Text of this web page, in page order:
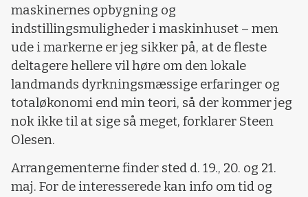
maskinernes opbygning og
indstillingsmuligheder i maskinhuset – men
ude i markerne er jeg sikker på, at de fleste
deltagere hellere vil høre om den lokale
landmands dyrkningsmæssige erfaringer og
totaløkonomi end min teori, så der kommer jeg
nok ikke til at sige så meget, forklarer Steen
Olesen.
Arrangementerne finder sted d. 19., 20. og 21.
maj. For de interesserede kan info om tid og